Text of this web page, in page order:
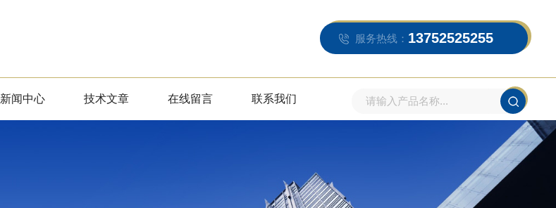
服务热线： 13752525255
新闻中心 技术文章 在线留言 联系我们